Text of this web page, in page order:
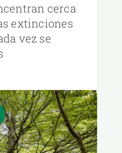
cerca
extinciones
vez se